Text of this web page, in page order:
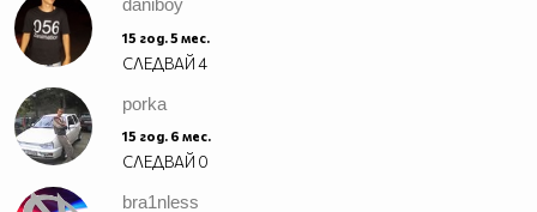
daniboy
15 год. 5 мес.
СЛЕДВАЙ4
porka
15 год. 6 мес.
СЛЕДВАЙ 0
bra1nless